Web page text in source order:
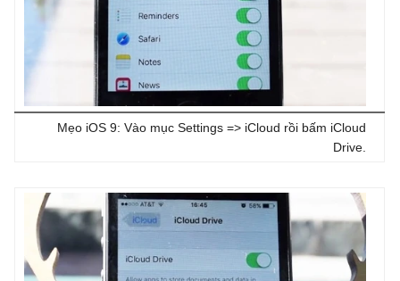
Mẹo iOS 9: Vào mục Settings => iCloud rồi bấm iCloud
Drive.